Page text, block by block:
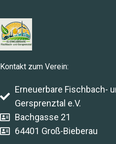
Kontakt zum Verein:
Erneuerbare Fischbach-
Gersprenztal e.V.
Bachgasse 21
64401 Groß-Bieberau